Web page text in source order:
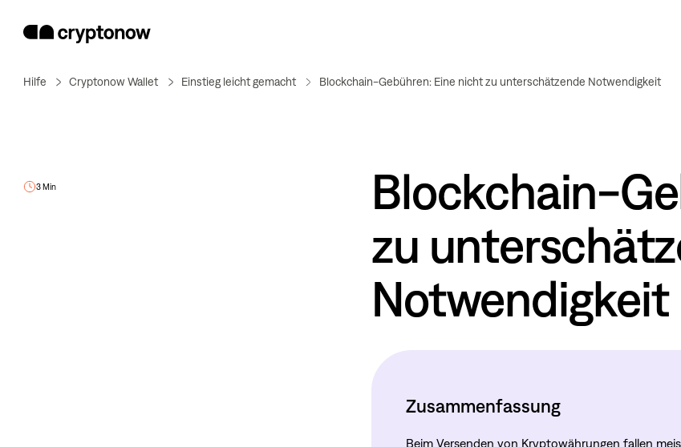
Hilfe Cryptonow Wallet Einstieg leicht gemacht Blockchain-Gebühren: Eine nicht zu unterschätzende Notwendigkeit
3 Min
Blockchain-
zu
Notwendigkeit
Zusammenfassung
Beim Versenden von Kryptowährungen fallen